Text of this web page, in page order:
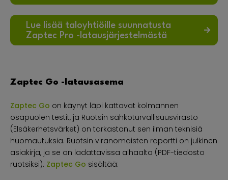
Lue lisää taloyhtiöille suunnatusta
Zaptec Pro -latausjärjestelmästä
Zaptec Go -latausasema
Zaptec Go on käynyt läpi kattavat kolmannen
osapuolen testit, ja Ruotsin sähköturvallisuusvirasto
(Elsäkerhetsvärket) on tarkastanut sen ilman teknisiä
huomautuksia. Ruotsin viranomaisten raportti on julkinen
asiakirja, ja se on ladattavissa alhaalta (PDF-tiedosto
ruotsiksi). Zaptec Go sisältää: